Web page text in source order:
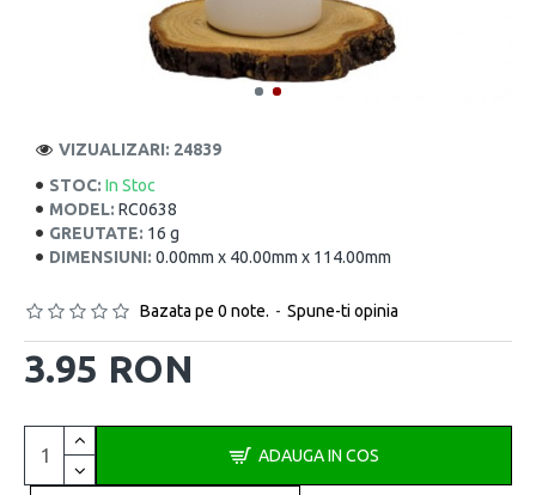
STOC: In Stoc
MODEL: RC0638
GREUTATE: 16 g
DIMENSIUNI: 0.00mm x 40.00mm x 114.00mm
VIZUALIZARI: 24839
Bazata pe 0 note. - Spune-ti opinia
3.95 RON
ADAUGA IN COS